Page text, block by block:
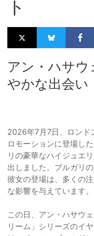
ト
アン・ハサ
やかな出会い
2026年7月7日、ロンド
ロモーションに登場し
リの豪華なハイジュエ
出しました。ブルガリ
彼女の登場は、多くの
な影響を与えています。
この日、アン・ハサウ
リーム」シリーズのイ